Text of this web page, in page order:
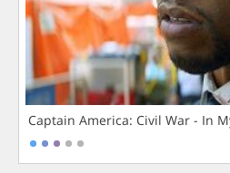
Captain America: Civil War - In